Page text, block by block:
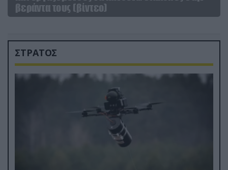
βεράντα τους (βίντεο)
ΣΤΡΑΤΟΣ